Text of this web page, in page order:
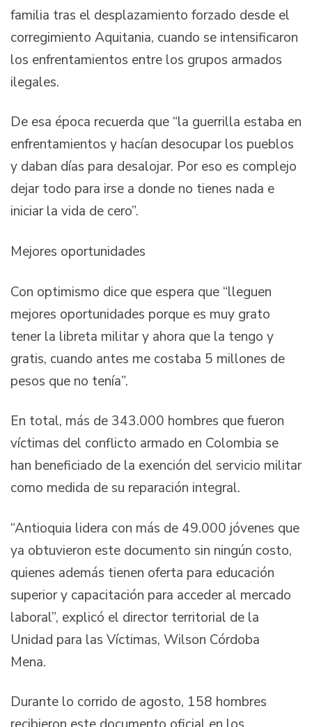
familia tras el desplazamiento forzado desde el
corregimiento Aquitania, cuando se intensificaron
los enfrentamientos entre los grupos armados
ilegales.
De esa época recuerda que “la guerrilla estaba en
enfrentamientos y hacían desocupar los pueblos
y daban días para desalojar. Por eso es complejo
dejar todo para irse a donde no tienes nada e
iniciar la vida de cero”.
Mejores oportunidades
Con optimismo dice que espera que “lleguen
mejores oportunidades porque es muy grato
tener la libreta militar y ahora que la tengo y
gratis, cuando antes me costaba 5 millones de
pesos que no tenía”.
En total, más de 343.000 hombres que fueron
víctimas del conflicto armado en Colombia se
han beneficiado de la exención del servicio militar
como medida de su reparación integral.
“Antioquia lidera con más de 49.000 jóvenes que
ya obtuvieron este documento sin ningún costo,
quienes además tienen oferta para educación
superior y capacitación para acceder al mercado
laboral”, explicó el director territorial de la
Unidad para las Víctimas, Wilson Córdoba
Mena.
Durante lo corrido de agosto, 158 hombres